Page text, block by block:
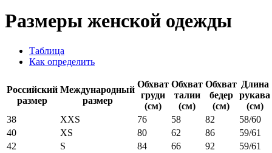
Размеры женской одежды
Таблица
Как определить
Российский
размер
Международный
размер
Обхват
груди
(см)
Обхват
талии
(см)
Обхват
бедер
(см)
Длина
рукава
(см)
38
XXS 76 58 82
58/60
40
XS 80 62 86
59/61
42
S 84 66 92
59/61